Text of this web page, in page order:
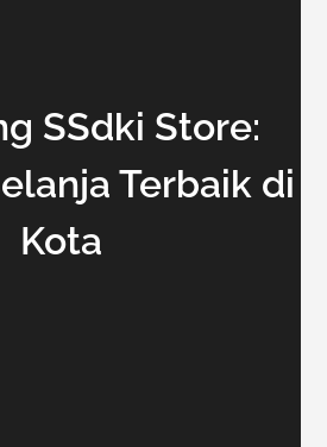
SSdki Store:
Terbaik di
Kota